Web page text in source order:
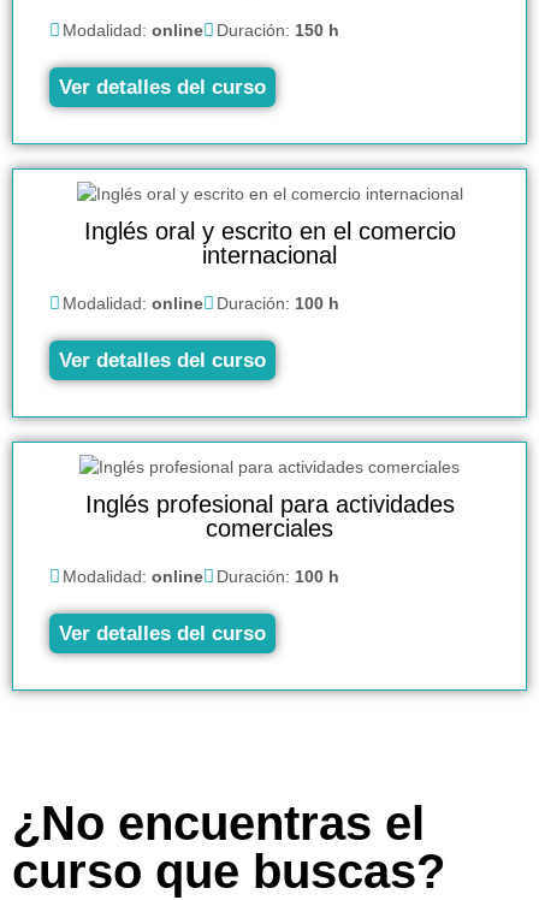
Modalidad: online Duración: 150 h
Ver detalles del curso
Inglés oral y escrito en el comercio
internacional
Modalidad: online Duración: 100 h
Ver detalles del curso
Inglés profesional para actividades
comerciales
Modalidad: online Duración: 100 h
Ver detalles del curso
¿No encuentras el
curso que buscas?